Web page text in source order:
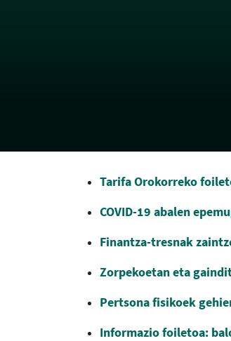
Tarifa Orokorreko
COVID-19 abalen
Finantza-tresnak
Zorpekoetan eta
Pertsona fisikoek
Informazio foiletoa: